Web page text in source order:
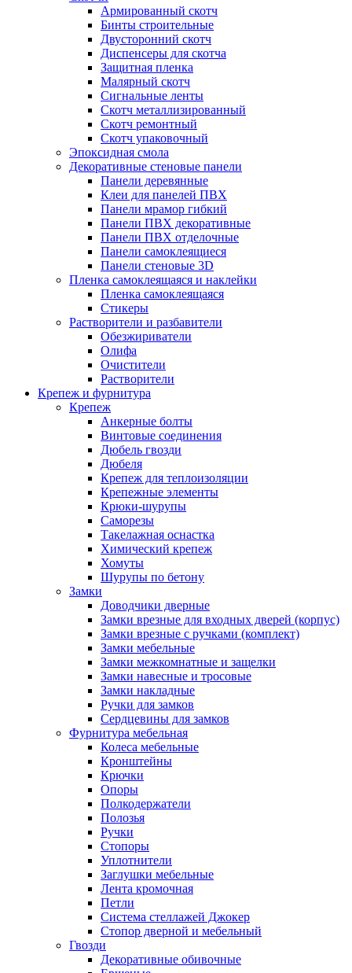
Армированный скотч
Бинты строительные
Двусторонний скотч
Диспенсеры для скотча
Защитная пленка
Малярный скотч
Сигнальные ленты
Скотч металлизированный
Скотч ремонтный
Скотч упаковочный
Эпоксидная смола
Декоративные стеновые панели
Панели деревянные
Клеи для панелей ПВХ
Панели мрамор гибкий
Панели ПВХ декоративные
Панели ПВХ отделочные
Панели самоклеящиеся
Панели стеновые 3D
Пленка самоклеящаяся и наклейки
Пленка самоклеящаяся
Стикеры
Растворители и разбавители
Обезжириватели
Олифа
Очистители
Растворители
Крепеж и фурнитура
Крепеж
Анкерные болты
Винтовые соединения
Дюбель гвозди
Дюбеля
Крепеж для теплоизоляции
Крепежные элементы
Крюки-шурупы
Саморезы
Такелажная оснастка
Химический крепеж
Хомуты
Шурупы по бетону
Замки
Доводчики дверные
Замки врезные для входных дверей (корпус)
Замки врезные с ручками (комплект)
Замки мебельные
Замки межкомнатные и защелки
Замки навесные и тросовые
Замки накладные
Ручки для замков
Сердцевины для замков
Фурнитура мебельная
Колеса мебельные
Кронштейны
Крючки
Опоры
Полкодержатели
Полозья
Ручки
Стопоры
Уплотнители
Заглушки мебельные
Лента кромочная
Петли
Система стеллажей Джокер
Стопор дверной и мебельный
Гвозди
Декоративные обивочные